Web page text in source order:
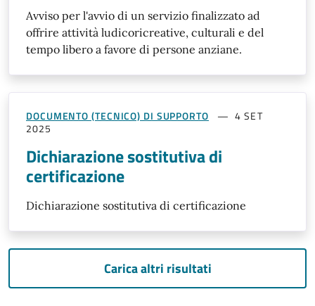
Avviso per l'avvio di un servizio finalizzato ad
offrire attività ludicoricreative, culturali e del
tempo libero a favore di persone anziane.
DOCUMENTO (TECNICO) DI SUPPORTO
4 SET
2025
Dichiarazione sostitutiva di
certificazione
Dichiarazione sostitutiva di certificazione
Carica altri risultati